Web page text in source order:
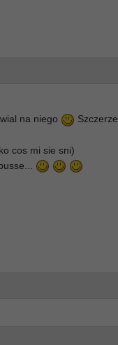
na niego
cos mi sie sni)